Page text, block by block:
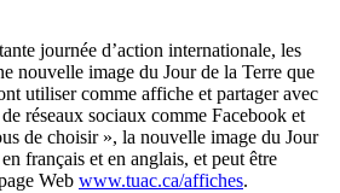
journée d’action internationale, les
nouvelle image du Jour de la Terre que
utiliser comme affiche et partager avec
de réseaux sociaux comme Facebook et
de choisir», la nouvelle image du Jour
en français et en anglais, et peut être
Web www.tuac.ca/affiches.